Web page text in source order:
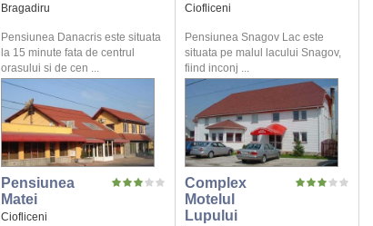
Bragadiru
Pensiunea Danacris este situata
la 15 minute fata de centrul
orasului si de cen ...
Ciofliceni
Pensiunea Snagov Lac este
situata pe malul lacului Snagov,
fiind inconj ...
Pensiunea
Matei
Ciofliceni
Complex
Motelul
Lupului